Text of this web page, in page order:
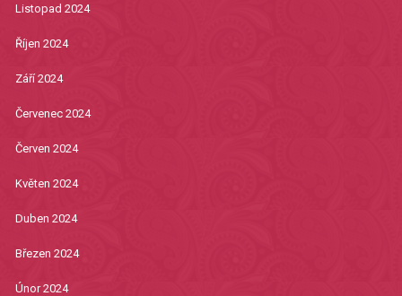
Listopad 2024
Říjen 2024
Září 2024
Červenec 2024
Červen 2024
Květen 2024
Duben 2024
Březen 2024
Únor 2024